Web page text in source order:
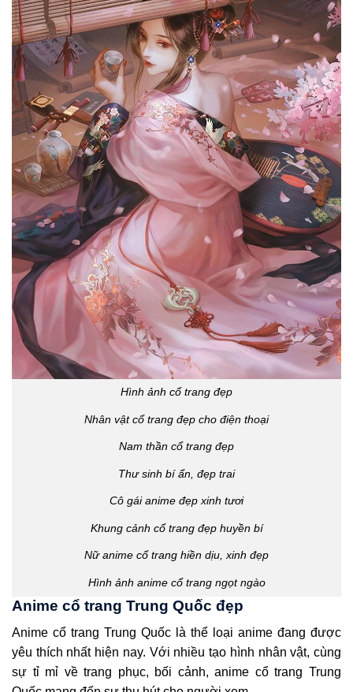
Hình ảnh cổ trang đẹp
Nhân vật cổ trang đẹp cho điện thoại
Nam thần cổ trang đẹp
Thư sinh bí ẩn, đẹp trai
Cô gái anime đẹp xinh tươi
Khung cảnh cổ trang đẹp huyền bí
Nữ anime cổ trang hiền dịu, xinh đẹp
Hình ảnh anime cổ trang ngọt ngào
Anime cổ trang Trung Quốc đẹp
Anime cổ trang Trung Quốc là thể loại anime đang được
yêu thích nhất hiện nay. Với nhiều tạo hình nhân vật, cùng
sự tỉ mỉ về trang phục, bối cảnh, anime cổ trang Trung